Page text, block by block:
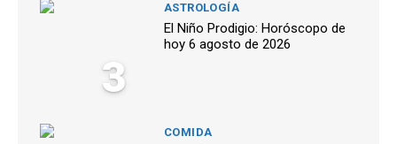
3
ASTROLOGÍA
El Niño Prodigio: Horóscopo de
hoy 6 agosto de 2026
COMIDA